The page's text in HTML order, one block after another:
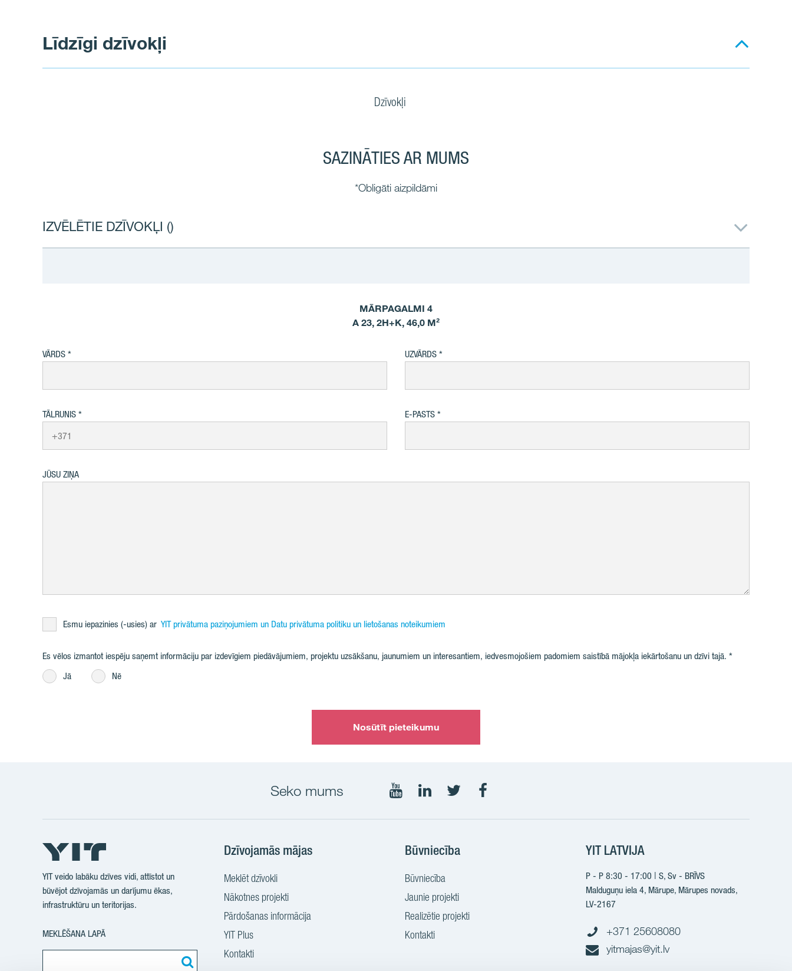
Līdzīgi dzīvokļi
Dzīvokļi
SAZINĀTIES AR MUMS
*Obligāti aizpildāmi
IZVĒLĒTIE DZĪVOKĻI ()
MĀRPAGALMI 4
A 23, 2H+K, 46,0 M²
VĀRDS UZVĀRDS
TĀLRUNIS E-PASTS
JŪSU ZIŅA
Esmu iepazinies (-usies) ar YIT privātuma paziņojumiem un Datu privātuma politiku un lietošanas noteikumiem
Es vēlos izmantot iespēju saņemt informāciju par izdevīgiem piedāvājumiem, projektu uzsākšanu, jaunumiem un interesantiem, iedvesmojošiem padomiem saistībā mājokļa iekārtošanu un dzīvi tajā.
Jā
Nē
Nosūtīt pieteikumu
Seko mums
YouTube
LinkedInTwtitter
YIT veido labāku dzīves vidi, attīstot un
būvējot dzīvojamās un darījumu ēkas,
infrastruktūru un teritorijas.
MEKLĒŠANA LAPĀ
Dzīvojamās mājas
Meklēt dzīvokli
Nākotnes projekti
Pārdošanas informācija
YIT Plus
Kontakti
Būvniecība
Būvniecība
Jaunie projekti
Realizētie projekti
Kontakti
YIT LATVIJA
P - P 8:30 - 17:00 | S, Sv - BRĪVS
Malduguņu iela 4, Mārupe, Mārupes novads,
LV-2167
+371 25608080
yitmajas@yit.lv